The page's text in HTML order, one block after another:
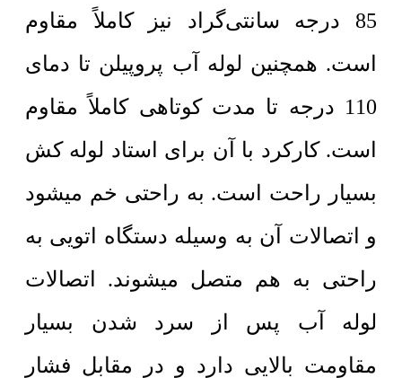
85 درجه سانتی‌گراد نیز کاملاً مقاوم
است. همچنین لوله آب پروپیلن تا دمای
110 درجه تا مدت کوتاهی کاملاً مقاوم
است. کارکرد با آن برای استاد لوله کش
بسیار راحت است. به راحتی خم میشود
و اتصالات آن به وسیله دستگاه اتویی به
راحتی به هم متصل میشوند. اتصالات
لوله آب پس از سرد شدن بسیار
مقاومت بالایی دارد و در مقابل فشار